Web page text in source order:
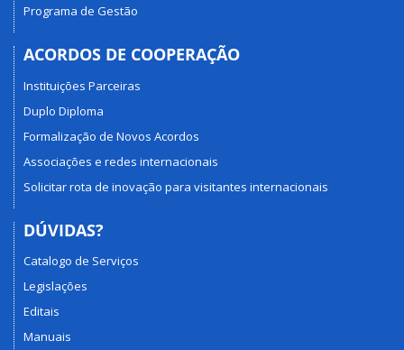
Programa de Gestão
ACORDOS DE COOPERAÇÃO
Instituições Parceiras
Duplo Diploma
Formalização de Novos Acordos
Associações e redes internacionais
Solicitar rota de inovação para visitantes internacionais
DÚVIDAS?
Catalogo de Serviços
Legislações
Editais
Manuais